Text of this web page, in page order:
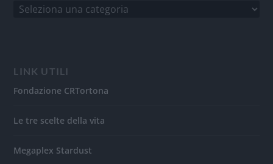
LINK UTILI
Fondazione CRTortona
Le tre scelte della vita
Megaplex Stardust